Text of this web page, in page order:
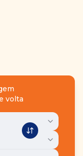
volta